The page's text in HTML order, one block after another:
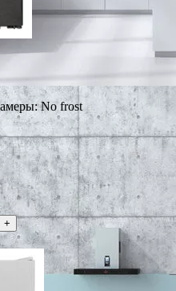
No frost
+